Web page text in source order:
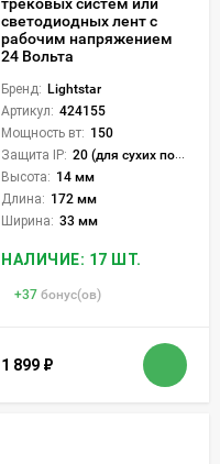
светодиодных лент с
рабочим напряжением
24 Вольта
Бренд: Lightstar
Артикул: 424155
Мощность вт: 150
Защита IP: 20 (для сухих пом.)
Высота: 14 мм
Длина: 172 мм
Ширина: 33 мм
НАЛИЧИЕ: 17 ШТ.
+37 бонус(ов)
1 899 ₽